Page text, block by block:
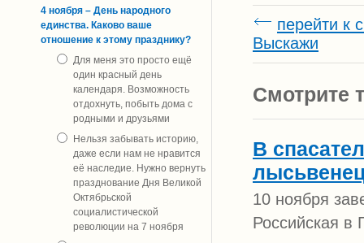
4 ноября – День народного
единства. Каково ваше
отношение к этому празднику?
Для меня это просто ещё
один красный день
календаря. Возможность
отдохнуть, побыть дома с
родными и друзьями
Нельзя забывать историю,
даже если нам не нравится
её наследие. Нужно вернуть
празднование Дня Великой
Октябрьской
социалистической
революции на 7 ноября
перейти к
Выскажи
Смотрите
В
10 ноября
Российская в